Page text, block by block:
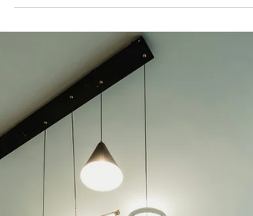
appartamento transitorio a
Milano?
Vuoi affittare un appartamento transitorio a
senza sorprese? Scopri la guida strategica:
requisiti documentali, durata fino a 18 mesi,
trasparenza finanziaria totale e immobili
Ottimizza il budget, azzera i rischi e conquista
subito la chiave del tuo successo milanese.
Prenota la tua consulenza.